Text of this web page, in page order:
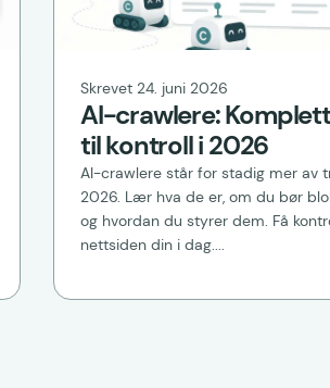
Skrevet 24. juni 2026
AI-crawlere:
til kontroll i 2026
AI-crawlere står for stadig mer av
2026. Lær hva de er, om du bør
og hvordan du styrer dem. Få
nettsiden din i dag....